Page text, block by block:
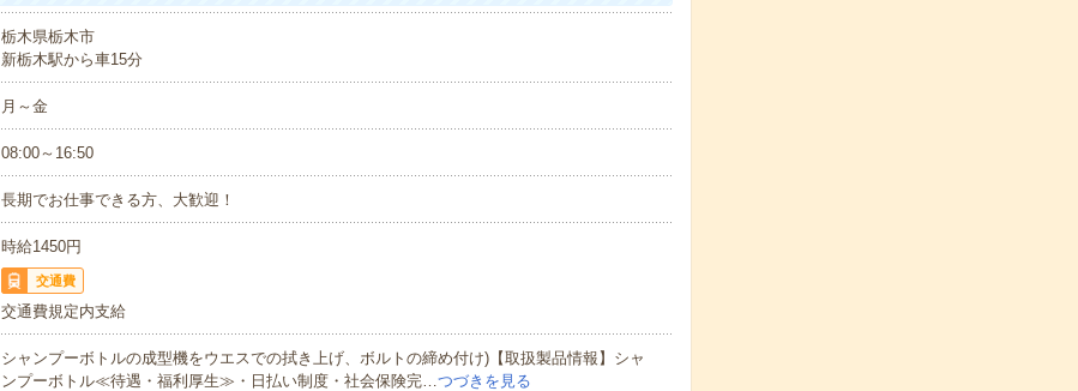
栃木県栃木市
新栃木駅から車15分
月～金
08:00～16:50
長期でお仕事できる方、大歓迎！
時給1450円
交通費
交通費規定内支給
シャンプーボトルの成型機をウエスでの拭き上げ、ボルトの締め付け)【取扱製品情報】シャ
ンプーボトル≪待遇・福利厚生≫・日払い制度・社会保険完…つづきを見る